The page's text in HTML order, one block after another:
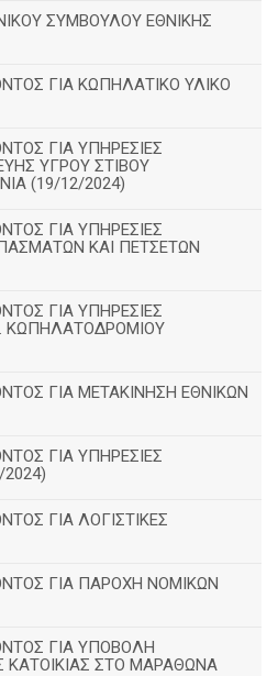
ΣΥΜΒΟΥΛΟΥ ΕΘΝΙΚΗΣ
ΓΙΑ ΚΩΠΗΛΑΤΙΚΟ ΥΛΙΚΟ
ΓΙΑ ΥΠΗΡΕΣΙΕΣ
ΥΓΡΟΥ ΣΤΙΒΟΥ
(19/12/2024)
ΓΙΑ ΥΠΗΡΕΣΙΕΣ
ΚΑΙ ΠΕΤΣΕΤΩΝ
ΓΙΑ ΥΠΗΡΕΣΙΕΣ
ΚΩΠΗΛΑΤΟΔΡΟΜΙΟΥ
ΓΙΑ ΜΕΤΑΚΙΝΗΣΗ ΕΘΝΙΚΩΝ
ΓΙΑ ΥΠΗΡΕΣΙΕΣ
ΓΙΑ ΛΟΓΙΣΤΙΚΕΣ
ΓΙΑ ΠΑΡΟΧΗ ΝΟΜΙΚΩΝ
ΓΙΑ ΥΠΟΒΟΛΗ
ΚΑΤΟΙΚΙΑΣ ΣΤΟ ΜΑΡΑΘΩΝΑ